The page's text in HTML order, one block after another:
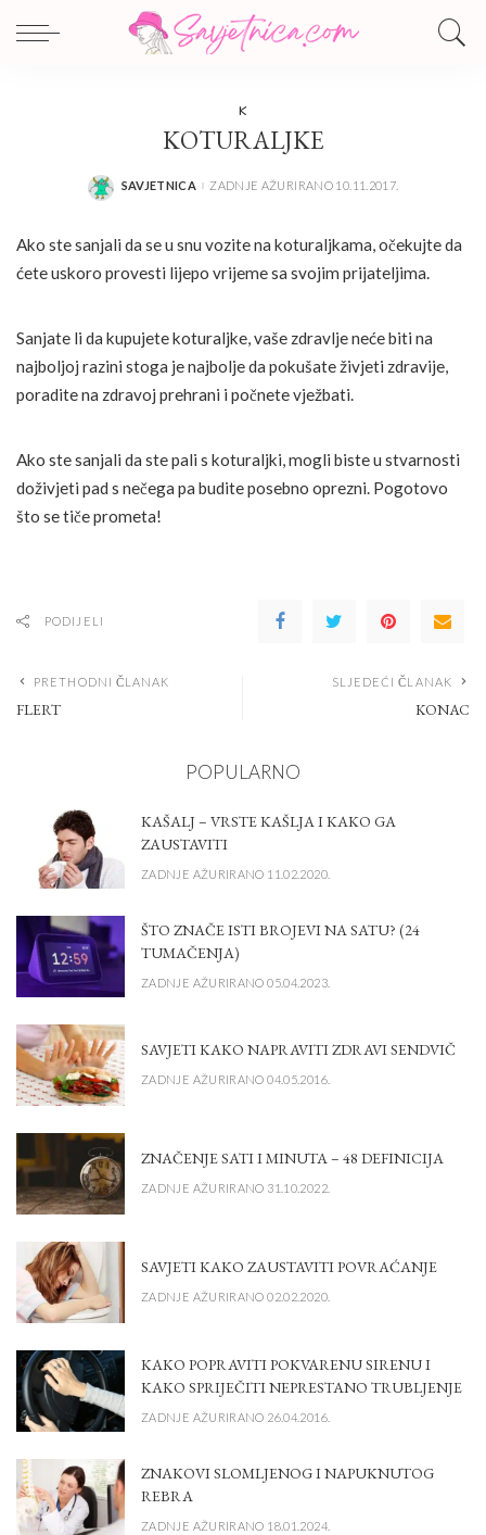
K
KOTURALJKE
POSTED
SAVJETNICA ZADNJE AŽURIRANO 10.11.2017.
Ako ste sanjali da se u snu vozite na koturaljkama, očekujte da
ćete uskoro provesti lijepo vrijeme sa svojim prijateljima.
Sanjate li da kupujete koturaljke, vaše zdravlje neće biti na
najboljoj razini stoga je najbolje da pokušate živjeti zdravije,
poradite na zdravoj prehrani i počnete vježbati.
Ako ste sanjali da ste pali s koturaljki, mogli biste u stvarnosti
doživjeti pad s nečega pa budite posebno oprezni. Pogotovo
što se tiče prometa!
PODIJELI
PRETHODNI ČLANAK
FLERT
SLJEDEĆI ČLANAK
KONAC
POPULARNO
KAŠALJ – VRSTE KAŠLJA I KAKO GA
ZAUSTAVITI
ZADNJE AŽURIRANO 11.02.2020.
ŠTO ZNAČE ISTI BROJEVI NA SATU? (24
TUMAČENJA)
ZADNJE AŽURIRANO 05.04.2023.
SAVJETI KAKO NAPRAVITI ZDRAVI SENDVIČ
ZADNJE AŽURIRANO 04.05.2016.
ZNAČENJE SATI I MINUTA – 48 DEFINICIJA
ZADNJE AŽURIRANO 31.10.2022.
SAVJETI KAKO ZAUSTAVITI POVRAĆANJE
ZADNJE AŽURIRANO 02.02.2020.
KAKO POPRAVITI POKVARENU SIRENU I
KAKO SPRIJEČITI NEPRESTANO TRUBLJENJE
ZADNJE AŽURIRANO 26.04.2016.
ZNAKOVI SLOMLJENOG I NAPUKNUTOG
REBRA
ZADNJE AŽURIRANO 18.01.2024.